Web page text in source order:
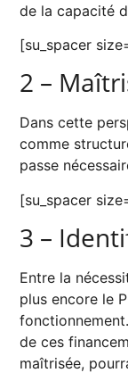
de la capacité
[su_spacer
2 –
Dans cette
comme
passe
[su_spacer
3 –
Entre la
plus encore le
de ces
maîtrisée,